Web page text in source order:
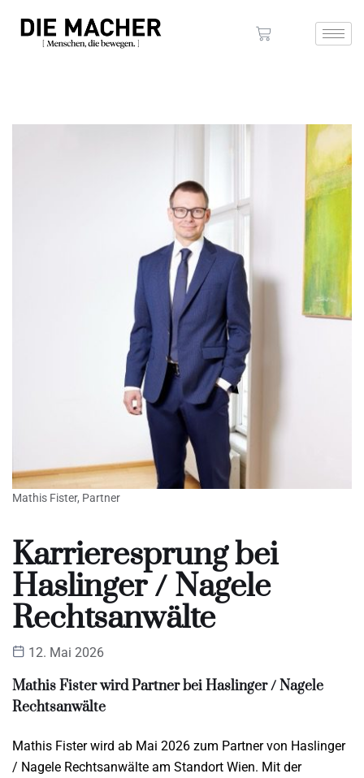
Mathis Fister, Partner
Karrieresprung bei
Haslinger / Nagele
Rechtsanwälte
12. Mai 2026
Mathis Fister wird Partner bei Haslinger / Nagele
Rechtsanwälte
Mathis Fister wird ab Mai 2026 zum Partner von Haslinger
/ Nagele Rechtsanwälte am Standort Wien. Mit der